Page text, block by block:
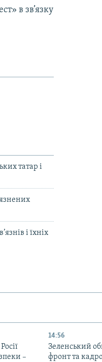
в зв’язку
татар і
і їхніх
–
14:56
Зеленський
фронт та